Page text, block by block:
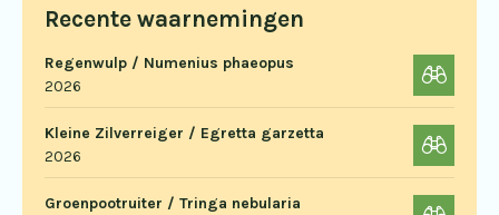
Recente waarnemingen
Regenwulp / Numenius phaeopus
2026
Kleine Zilverreiger / Egretta garzetta
2026
Groenpootruiter / Tringa nebularia